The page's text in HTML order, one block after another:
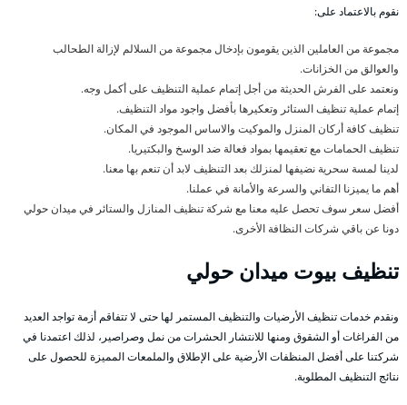
نقوم بالاعتماد على:
مجموعة من العاملين الذين يقومون بإدخال مجموعة من السلالم لإزالة الطحالب
والعوالق من الخزانات.
ونعتمد على الفرش الحديثة من أجل إتمام عملية التنظيف على أكمل وجه.
إتمام عملية تنظيف الستائر وتعكيرها بأفضل واجود مواد التنظيف.
تنظيف كافة أركان المنزل والموكيت والاساس الموجود في المكان.
تنظيف الحمامات مع تعقيمها بمواد فعالة ضد الوسخ والبكتيريا.
لدينا لمسة سحرية نضيفها لمنزلك بعد التنظيف لابد أن تنعم بها معنا.
أهم ما يميزنا التفاني والسرعة والأمانة في عملنا.
أفضل سعر سوف تحصل عليه معنا مع شركة تنظيف المنازل والستائر في ميدان حولي
دونا عن باقي شركات النظافة الأخرى.
تنظيف بيوت ميدان حولي
ونقدم خدمات تنظيف الأرضيات والتنظيف المستمر لها حتى لا تتفاقم أزمة تواجد العديد
من الفراغات أو الشقوق ومنها للانتشار الحشرات من نمل وصراصير، لذلك اعتمدنا في
شركتنا على أفضل المنظفات الأرضية على الإطلاق والملمعات المميزة للحصول على
نتائج التنظيف المطلوبة.